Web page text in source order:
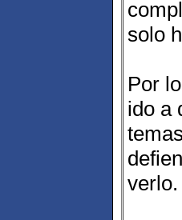
solo
Por
ido a
verlo.